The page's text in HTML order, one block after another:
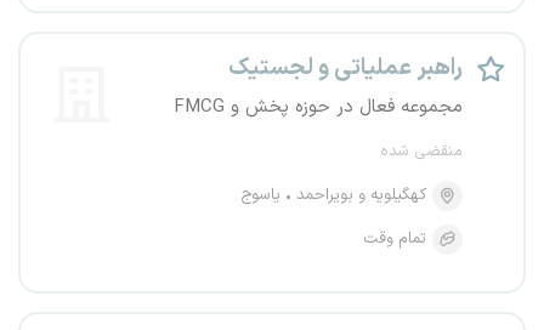
راهبر عملیاتی و لجستیک
مجموعه فعال در حوزه پخش و FMCG
منقضی شده
کهگیلویه و بویراحمد
یاسوج
تمام وقت